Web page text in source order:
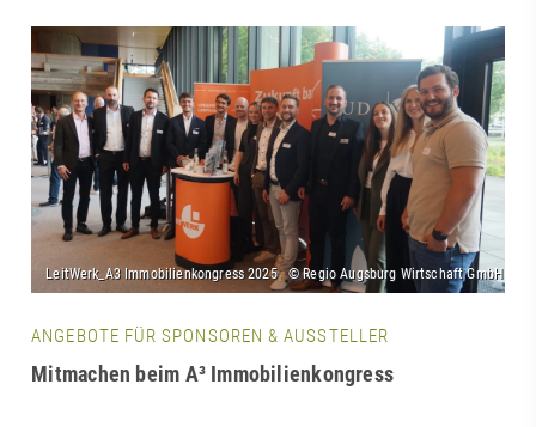
ANGEBOTE FÜR SPONSOREN & AUSSTELLER
Mitmachen beim A³ Immobilienkongress